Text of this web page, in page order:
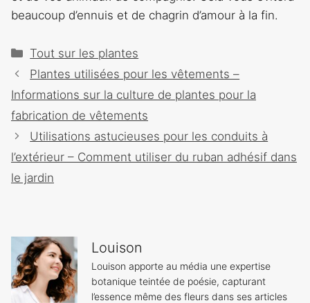
beaucoup d’ennuis et de chagrin d’amour à la fin.
Catégories
Tout sur les plantes
Navigation
des
Plantes utilisées pour les vêtements –
Informations sur la culture de plantes pour la
fabrication de vêtements
Utilisations astucieuses pour les conduits à
l’extérieur – Comment utiliser du ruban adhésif dans
le jardin
Louison
Louison apporte au média une expertise
botanique teintée de poésie, capturant
l’essence même des fleurs dans ses articles